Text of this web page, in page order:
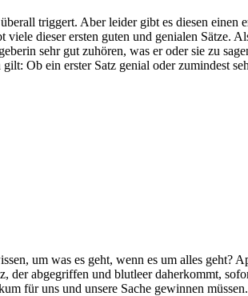
triggert. Aber leider gibt es diesen einen
dieser ersten guten und genialen Sätze.
sehr gut zuhören, was er oder sie zu
Ob ein erster Satz genial oder zumindest
um was es geht, wenn es um alles geht?
der abgegriffen und blutleer daherkommt,
für uns und unsere Sache gewinnen